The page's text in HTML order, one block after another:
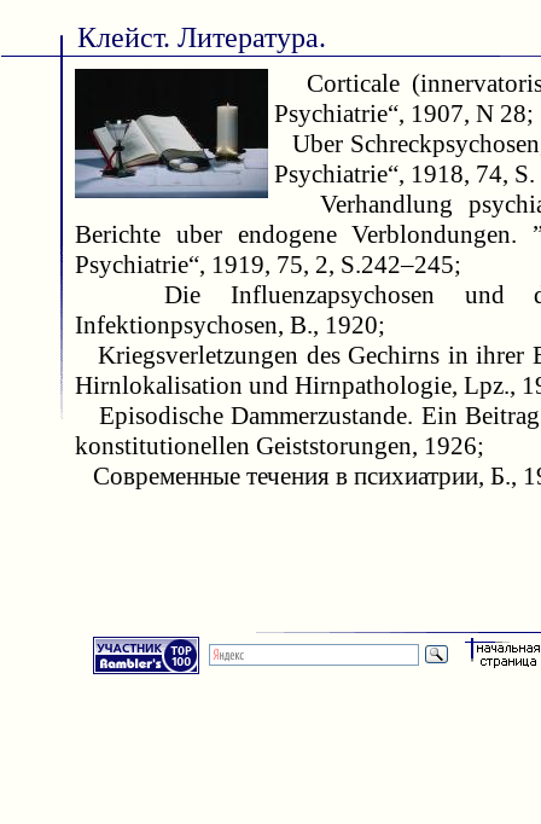
Клейст. Литература.
Corticale
Psychiatrie“, 1907, N 28;
Uber
Psychiatrie“, 1918, 74,
Verhandlung
Berichte uber endogene
Psychiatrie“, 1919, 75, 2, S.242–245;
Die Influenzapsychosen und
Infektionpsychosen, B., 1920;
Kriegsverletzungen des Gechirns in ihrer
Hirnlokalisation und Hirnpathologie, Lpz.,
Episodische Dammerzustande. Ein
konstitutionellen Geiststorungen, 1926;
Современные течения в психиатрии, Б.,